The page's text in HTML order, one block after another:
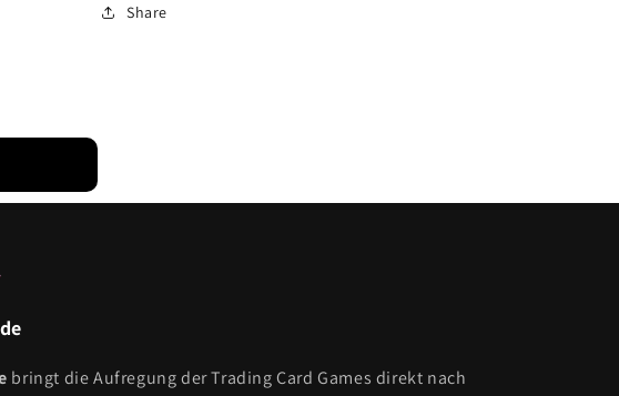
Share
bringt die Aufregung der Trading Card Games direkt nach